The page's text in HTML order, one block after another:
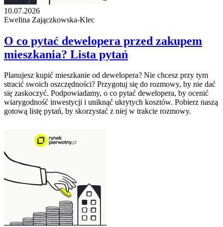
10.07.2026
Ewelina Zajączkowska-Klec
O co pytać dewelopera przed zakupem
mieszkania? Lista pytań
Planujesz kupić mieszkanie od dewelopera? Nie chcesz przy tym
stracić swoich oszczędności? Przygotuj się do rozmowy, by nie dać
się zaskoczyć. Podpowiadamy, o co pytać dewelopera, by ocenić
wiarygodność inwestycji i uniknąć ukrytych kosztów. Pobierz naszą
gotową listę pytań, by skorzystać z niej w trakcie rozmowy.